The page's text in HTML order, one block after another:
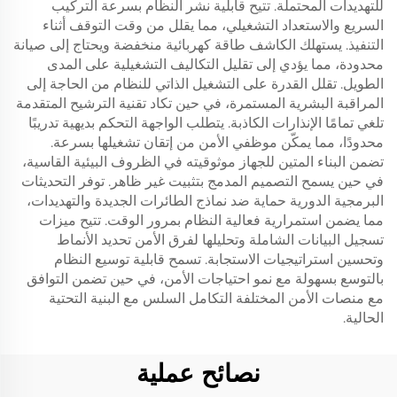
للتهديدات المحتملة. تتيح قابلية نشر النظام بسرعة التركيب
السريع والاستعداد التشغيلي، مما يقلل من وقت التوقف أثناء
التنفيذ. يستهلك الكاشف طاقة كهربائية منخفضة ويحتاج إلى صيانة
محدودة، مما يؤدي إلى تقليل التكاليف التشغيلية على المدى
الطويل. تقلل القدرة على التشغيل الذاتي للنظام من الحاجة إلى
المراقبة البشرية المستمرة، في حين تكاد تقنية الترشيح المتقدمة
تلغي تمامًا الإنذارات الكاذبة. يتطلب الواجهة التحكم بديهية تدريبًا
محدودًا، مما يمكّن موظفي الأمن من إتقان تشغيلها بسرعة.
تضمن البناء المتين للجهاز موثوقيته في الظروف البيئية القاسية،
في حين يسمح التصميم المدمج بتثبيت غير ظاهر. توفر التحديثات
البرمجية الدورية حماية ضد نماذج الطائرات الجديدة والتهديدات،
مما يضمن استمرارية فعالية النظام بمرور الوقت. تتيح ميزات
تسجيل البيانات الشاملة وتحليلها لفرق الأمن تحديد الأنماط
وتحسين استراتيجيات الاستجابة. تسمح قابلية توسيع النظام
بالتوسع بسهولة مع نمو احتياجات الأمن، في حين تضمن التوافق
مع منصات الأمن المختلفة التكامل السلس مع البنية التحتية
الحالية.
نصائح عملية